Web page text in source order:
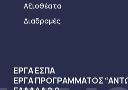
Αξιοθέατα
Διαδρομές
ΕΡΓΑ ΕΣΠΑ
ΕΡΓΑ ΠΡΟΓΡΑΜΜΑΤΟΣ